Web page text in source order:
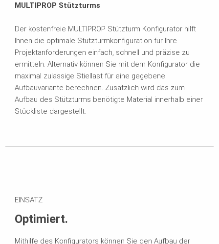
MULTIPROP Stützturms
Der kostenfreie MULTIPROP Stützturm Konfigurator hilft
Ihnen die optimale Stützturmkonfiguration für Ihre
Projektanforderungen einfach, schnell und präzise zu
ermitteln. Alternativ können Sie mit dem Konfigurator die
maximal zulässige Stiellast für eine gegebene
Aufbauvariante berechnen. Zusätzlich wird das zum
Aufbau des Stützturms benötigte Material innerhalb einer
Stückliste dargestellt.
EINSATZ
Optimiert.
Mithilfe des Konfigurators können Sie den Aufbau der